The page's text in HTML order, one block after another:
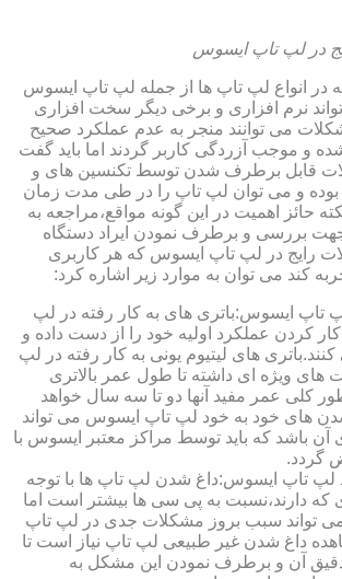
در لپ تاپ ایسوس
در انواع لپ تاپ ها از جمله لپ تاپ ایسوس
نرم افزاری و برخی دیگر سخت افزاری
می توانند منجر به عدم عملکرد صحیح
و موجب آزردگی کاربر گردند اما باید گفت
قابل برطرف شدن توسط تکنسین های و
بوده و می توان لپ تاپ را در طی مدت زمان
حائز اهمیت در این گونه مواقع،مراجعه به
جهت بررسی و برطرف نمودن ایراد دستگاه
رایج در لپ تاپ ایسوس که هر کاربری
کند می توان به موارد زیر اشاره کرد:
تاپ ایسوس:باتری های به کار رفته در لپ
کردن عملکرد اولیه خود را از دست داده و
کنند.باتری های لیتیوم یونی به کار رفته در لپ
های ویژه ای داشته تا طول عمر بالاتری
کلی عمر مفید آنها دو تا سه سال خواهد
های خود به خود لپ تاپ ایسوس می تواند
آن باشد که باید توسط مراکز معتبر ایسوس با
گردد.
تاپ ایسوس:داغ شدن لپ تاپ ها با توجه
که دارند،نسبت به پی سی ها بیشتر است اما
تواند سبب بروز مشکلات جدی در لپ تاپ
داغ شدن غیر طبیعی لپ تاپ نیاز است تا
آن و برطرف نمودن این مشکل به